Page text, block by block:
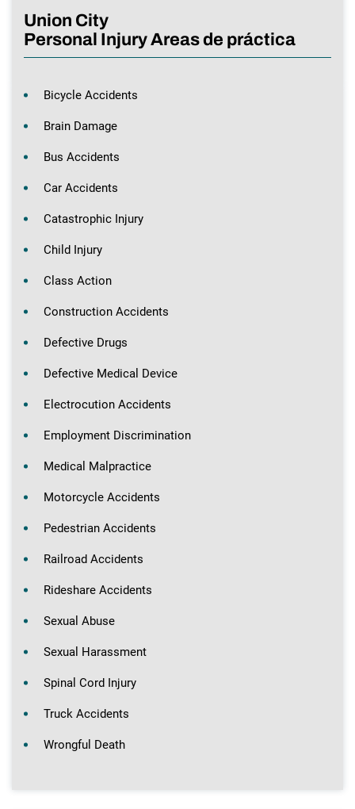
Union City
Personal Injury Areas de práctica
Bicycle Accidents
Brain Damage
Bus Accidents
Car Accidents
Catastrophic Injury
Child Injury
Class Action
Construction Accidents
Defective Drugs
Defective Medical Device
Electrocution Accidents
Employment Discrimination
Medical Malpractice
Motorcycle Accidents
Pedestrian Accidents
Railroad Accidents
Rideshare Accidents
Sexual Abuse
Sexual Harassment
Spinal Cord Injury
Truck Accidents
Wrongful Death